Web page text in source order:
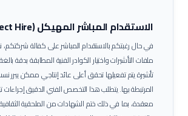
الاستقدام المباشر المهيكل (Direct Hire)
في حال رغبتكم بالاستقدام المباشر على كفالة
ملفات التأشيرات واختيار الكوادر الفنية المطابقة بدقة
تأشيرة يتم تفعيلها تحقق أعلى عائد إنتاجي ممكن يبرر
المرتبطة بها.يتطلب هذا التخصص الفني الدقيق إجراءات
معقدة، بما في ذلك ختم الشهادات من الملحقية